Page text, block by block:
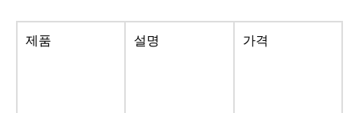
제품 설명 가격